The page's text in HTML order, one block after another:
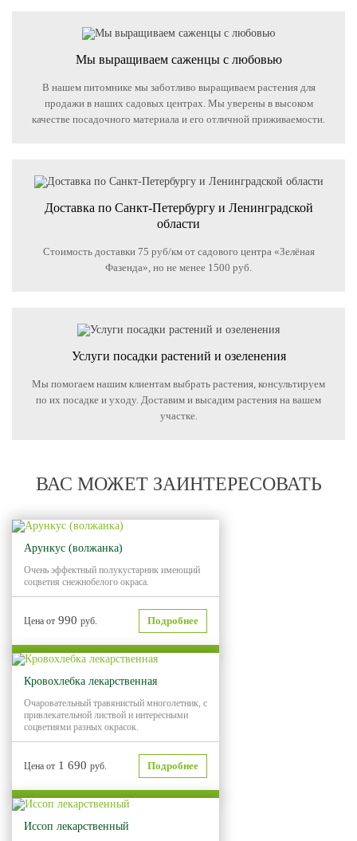
Мы выращиваем саженцы с любовью
В нашем питомнике мы заботливо выращиваем растения для
продажи в наших садовых центрах. Мы уверены в высоком
качестве посадочного материала и его отличной приживаемости.
Доставка по Санкт-Петербургу и Ленинградской
области
Стоимость доставки 75 руб/км от садового центра «Зелёная
Фазенда», но не менее 1500 руб.
Услуги посадки растений и озеленения
Мы помогаем нашим клиентам выбрать растения, консультируем
по их посадке и уходу. Доставим и высадим растения на вашем
участке.
ВАС МОЖЕТ ЗАИНТЕРЕСОВАТЬ
Арункус (волжанка)
Очень эффектный полукустарник имеющий
соцветия снежнобелого окраса.
Цена от 990 руб. Подробнее
Кровохлебка лекарственная
Очаровательный травянистый многолетник, с
привлекательной листвой и интересными
соцветиями разных окрасок.
Цена от 1 690 руб. Подробнее
Иссоп лекарственный